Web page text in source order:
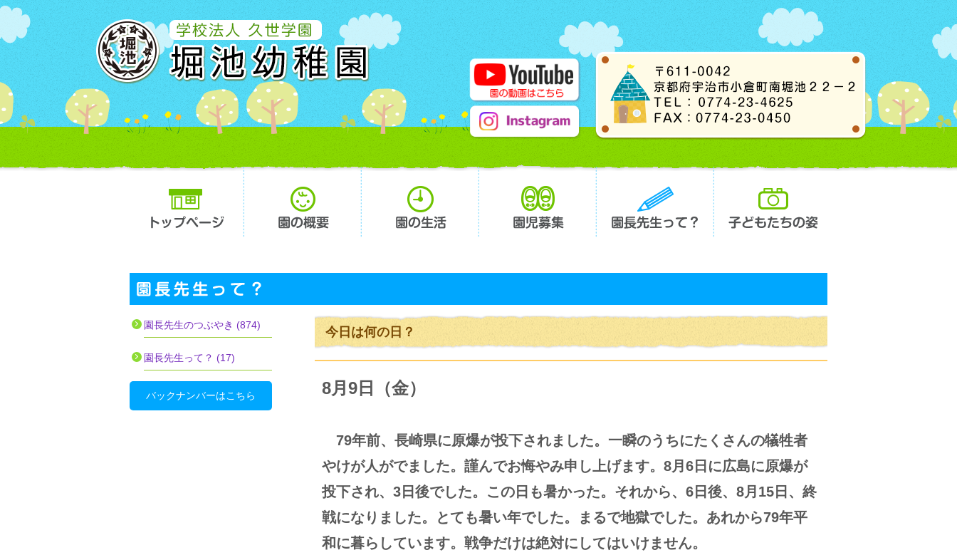
園長先生のつぶやき (874)
園長先生って？ (17)
バックナンバーはこちら
今日は何の日？
8月9日（金）
79年前、長崎県に原爆が投下されました。一瞬のうちにたくさんの犠牲者
やけが人がでました。謹んでお悔やみ申し上げます。8月6日に広島に原爆が
投下され、3日後でした。この日も暑かった。それから、6日後、8月15日、終
戦になりました。とても暑い年でした。まるで地獄でした。あれから79年平
和に暮らしています。戦争だけは絶対にしてはいけません。